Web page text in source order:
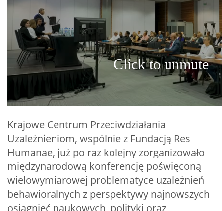
Krajowe Centrum Przeciwdziałania
Uzależnieniom, wspólnie z Fundacją Res
Humanae, już po raz kolejny zorganizowało
międzynarodową konferencję poświęconą
wielowymiarowej problematyce uzależnień
behawioralnych z perspektywy najnowszych
osiągnięć naukowych, polityki oraz